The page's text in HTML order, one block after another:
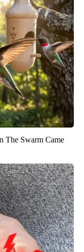
The Swarm Came